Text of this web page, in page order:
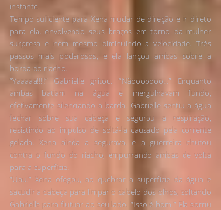
instante.
Tempo suficiente para Xena mudar de direção e ir direto
para ela, envolvendo seus braços em torno da mulher
surpresa e nem mesmo diminuindo a velocidade. Três
passos mais poderosos, e ela lançou ambas sobre a
borda do riacho.
“Yaaaaa!!!!” Gabrielle gritou. “Nãooooooo…” Enquanto
ambas batiam na água e mergulhavam fundo,
efetivamente silenciando a barda. Gabrielle sentiu a água
fechar sobre sua cabeça e segurou a respiração,
resistindo ao impulso de soltá-la causado pela corrente
gelada. Xena ainda a segurava, e a guerreira chutou
contra o fundo do riacho, empurrando ambas de volta
para a superfície.
“Uau.” Xena ofegou, ao quebrar a superfície da água e
sacudir a cabeça para limpar o cabelo dos olhos, soltando
Gabrielle para flutuar ao seu lado. “Isso é bom.” Ela sorriu